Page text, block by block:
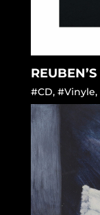
#CD, #Vinyle,